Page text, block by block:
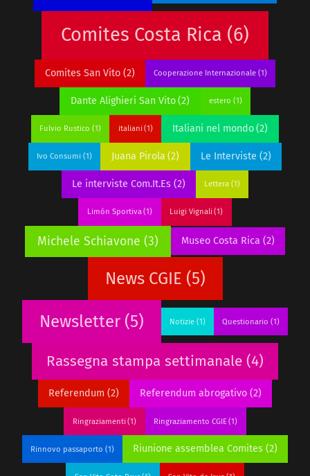
Comites Costa Rica (6)
Comites San Vito (2) Cooperazione Internazionale (1)
Dante Alighieri San Vito (2) estero (1)
Fulvio Rustico (1) italiani (1) Italiani nel mondo (2)
Ivo Consumi (1) Juana Pirola (2) Le Interviste (2)
Le interviste Com.It.Es (2) Lettera (1)
Limón Sportiva (1) Luigi Vignali (1)
Michele Schiavone (3) Museo Costa Rica (2)
News CGIE (5)
Newsletter (5) Notizie (1) Questionario (1)
Rassegna stampa settimanale (4)
Referendum (2) Referendum abrogativo (2)
Ringraziamenti (1) Ringraziamento CGIE (1)
Rinnovo passaporto (1) Riunione assemblea Comites (2)